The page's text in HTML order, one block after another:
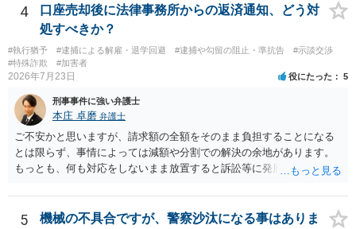
す。 snsのサーバー凍結の具体的理由はわかりませんが、児童ポルノ
であれば、日本警察に連絡されて、日本の刑罰法規に触れる点があれ
ば、捜査を受けることがあります。
4
口座売却後に法律事務所からの返済通知、どう対
処すべきか？
#執行猶予 #逮捕による解雇・退学回避 #逮捕や勾留の阻止・準抗告
#示談交渉
#特殊詐欺
#加害者
2026年7月23日 役にたった 5
刑事事件に強い弁護士
本庄 卓磨 弁護士
ご不安かと思いますが、請求額の全額をそのまま負担することになる
とは限らず、事情によっては減額や分割での解決の余地があります。
もっとも、何も対応をしないまま放置すると訴訟等に発展してしまう
めします。
5
機械の不具合ですが、警察沙汰になる事はありま